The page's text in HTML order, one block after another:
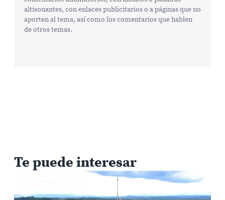
altisonantes, con enlaces publicitarios o a páginas que no
aporten al tema, así como los comentarios que hablen
de otros temas.
Te puede interesar